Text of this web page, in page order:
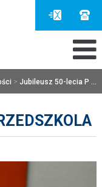
> Jubileusz 50-lecia P ...